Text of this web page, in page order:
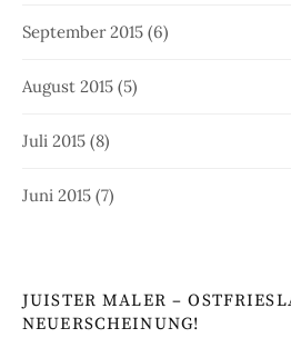
September 2015 (6)
August 2015 (5)
Juli 2015 (8)
Juni 2015 (7)
JUISTER MALER –
NEUERSCHEINUNG!